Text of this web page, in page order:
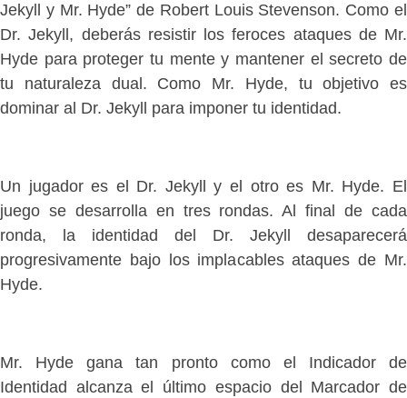
Jekyll y Mr. Hyde” de Robert Louis Stevenson. Como el
Dr. Jekyll, deberás resistir los feroces ataques de Mr.
Hyde para proteger tu mente y mantener el secreto de
tu naturaleza dual. Como Mr. Hyde, tu objetivo es
dominar al Dr. Jekyll para imponer tu identidad.
Un jugador es el Dr. Jekyll y el otro es Mr. Hyde. El
juego se desarrolla en tres rondas. Al final de cada
ronda, la identidad del Dr. Jekyll desaparecerá
progresivamente bajo los implacables ataques de Mr.
Hyde.
Mr. Hyde gana tan pronto como el Indicador de
Identidad alcanza el último espacio del Marcador de